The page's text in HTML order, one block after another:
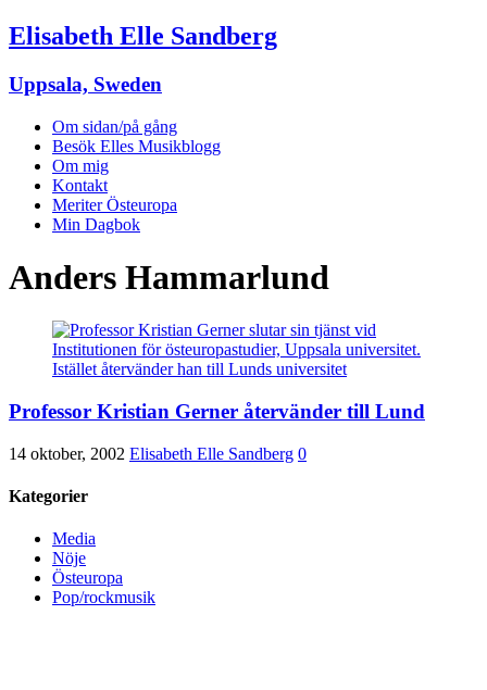
Elisabeth Elle Sandberg
Uppsala, Sweden
Om sidan/på gång
Besök Elles Musikblogg
Om mig
Kontakt
Meriter Östeuropa
Min Dagbok
Anders Hammarlund
Professor Kristian Gerner återvänder till Lund
14 oktober, 2002 Elisabeth Elle Sandberg 0
Kategorier
Media
Nöje
Östeuropa
Pop/rockmusik